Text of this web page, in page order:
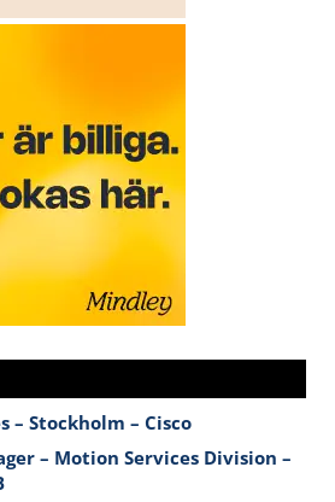
– Stockholm – Cisco
– Motion Services Division –